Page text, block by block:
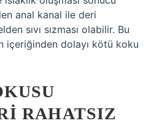
anal kanal ile deri
sıvı sızması olabilir. Bu
içeriğinden dolayı kötü koku
RAHATSIZ